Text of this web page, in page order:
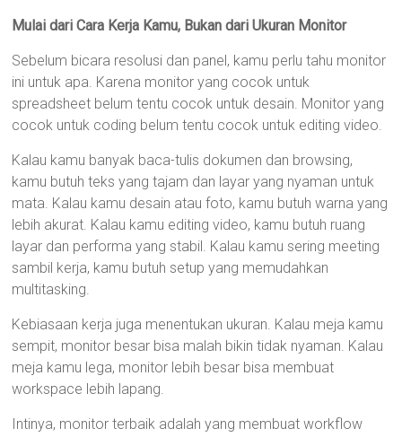
Mulai dari Cara Kerja Kamu, Bukan dari Ukuran Monitor
Sebelum bicara resolusi dan panel, kamu perlu tahu monitor
ini untuk apa. Karena monitor yang cocok untuk
spreadsheet belum tentu cocok untuk desain. Monitor yang
cocok untuk coding belum tentu cocok untuk editing video.
Kalau kamu banyak baca-tulis dokumen dan browsing,
kamu butuh teks yang tajam dan layar yang nyaman untuk
mata. Kalau kamu desain atau foto, kamu butuh warna yang
lebih akurat. Kalau kamu editing video, kamu butuh ruang
layar dan performa yang stabil. Kalau kamu sering meeting
sambil kerja, kamu butuh setup yang memudahkan
multitasking.
Kebiasaan kerja juga menentukan ukuran. Kalau meja kamu
sempit, monitor besar bisa malah bikin tidak nyaman. Kalau
meja kamu lega, monitor lebih besar bisa membuat
workspace lebih lapang.
Intinya, monitor terbaik adalah yang membuat workflow